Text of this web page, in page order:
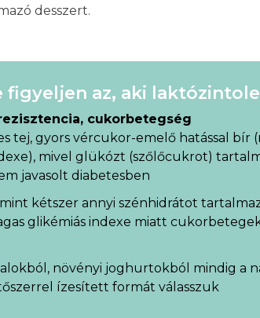
desszert.
figyeljen az, aki
cukorbetegség
tej, gyors vércukor-emelő hatással bír
mivel glükózt (szőlőcukrot)
javasolt diabetesben
kétszer annyi szénhidrátot
glikémiás indexe miatt
növényi joghurtokból mindig a
ízesített formát válasszuk